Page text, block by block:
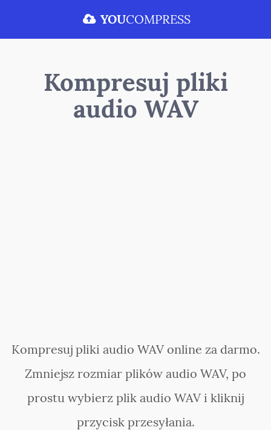
YOUCOMPRESS
Kompresuj pliki
audio WAV
Kompresuj pliki audio WAV online za darmo.
Zmniejsz rozmiar plików audio WAV, po
prostu wybierz plik audio WAV i kliknij
przycisk przesyłania.